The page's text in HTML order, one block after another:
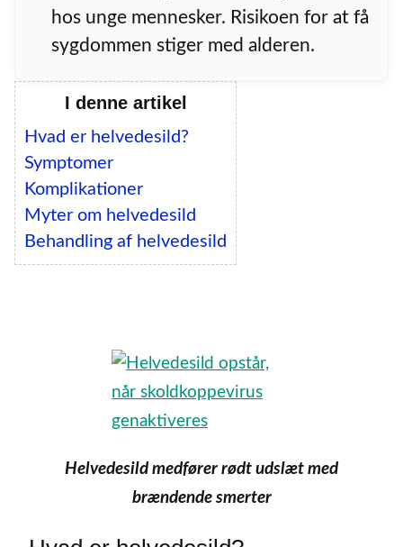
hos unge mennesker. Risikoen for at få
sygdommen stiger med alderen.
I denne artikel
Hvad er helvedesild?
Symptomer
Komplikationer
Myter om helvedesild
Behandling af helvedesild
Helvedesild medfører rødt udslæt med
brændende smerter